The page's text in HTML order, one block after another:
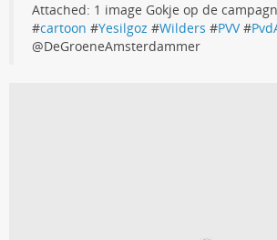
Attached: 1 image Gokje op de
#cartoon #Yesilgoz #Wilders #PVV#
@DeGroeneAmsterdammer